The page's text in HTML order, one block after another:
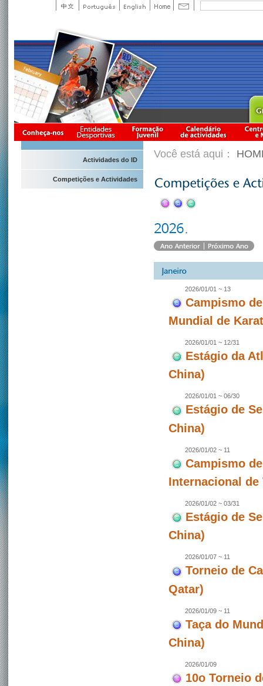
Actividades do ID
Competições e Actividades
Você está aqui：
2026/01/01 ~ 13
Campismo
Mundial de
2026/01/01 ~ 12/31
Estágio da
China)
2026/01/01 ~ 06/30
Estágio de
China)
2026/01/02 ~ 11
Campismo
Internacional de
2026/01/02 ~ 03/31
Estágio de
China)
2026/01/07 ~ 11
Torneio de
Qatar)
2026/01/09 ~ 11
Taça do
China)
2026/01/09
10o Torneio